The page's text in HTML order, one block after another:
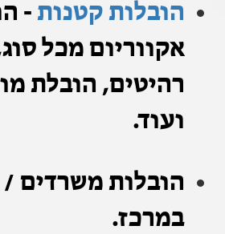
הובלות קטנות -
אקווריום מכל
רהיטים, הובלת
ועוד.
הובלות משרדים
במרכז.